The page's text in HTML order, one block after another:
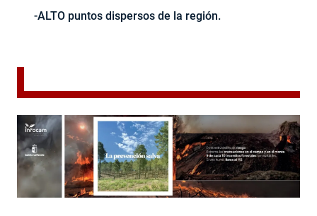
-ALTO puntos dispersos de la región.